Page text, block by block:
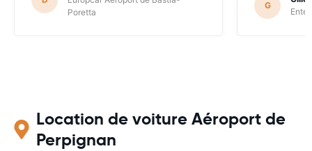
Poretta
G
Location de voiture Aéroport de
Perpignan